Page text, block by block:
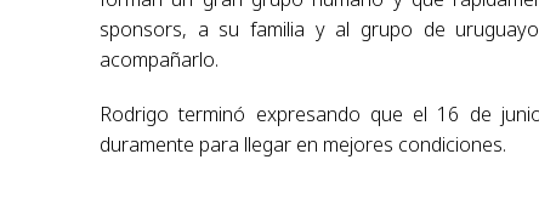
sponsors, a su familia y al grupo de
acompañarlo.
Rodrigo terminó expresando que el 16 de
duramente para llegar en mejores condiciones.